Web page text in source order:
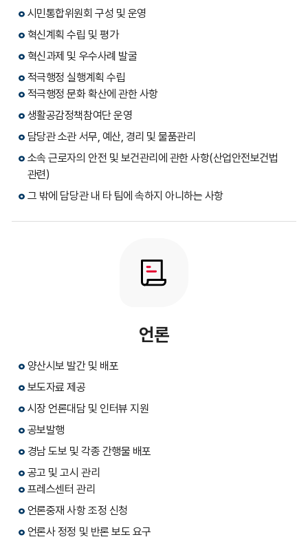
시민통합위원회 구성 및 운영
혁신계획 수립 및 평가
혁신과제 및 우수사례 발굴
적극행정 실행계획 수립
적극행정 문화 확산에 관한 사항
생활공감정책참여단 운영
담당관 소관 서무, 예산, 경리 및 물품관리
소속 근로자의 안전 및 보건관리에 관한 사항(산업안전보건법
관련)
그 밖에 담당관 내 타 팀에 속하지 아니하는 사항
언론
양산시보 발간 및 배포
보도자료 제공
시장 언론대담 및 인터뷰 지원
공보발행
경남 도보 및 각종 간행물 배포
공고 및 고시 관리
프레스센터 관리
언론중재 사항 조정 신청
언론사 정정 및 반론 보도 요구